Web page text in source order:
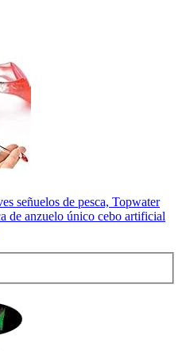
señuelos de pesca, Topwater
de anzuelo único cebo artificial